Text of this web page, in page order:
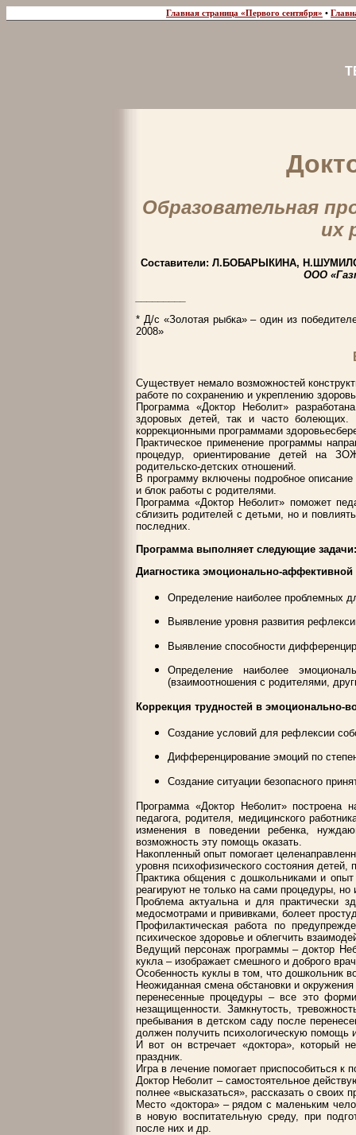
Главная страница «Первого сентября» •
Образовательная
их
Составители: Л.БОБАРЫКИНА,
ООО
* Д/с «Золотая рыбка» – один из
2008»
Существует немало возможностей
работе по сохранению и укреплению
Программа «Доктор Неболит»
здоровых детей, так и часто болеющих.
коррекционными программами
Практическое применение программы
процедур, ориентирование детей на
родительско-детских отношений.
В программу включены подробное
и блок работы с родителями.
Программа «Доктор Неболит» поможет
сблизить родителей с детьми, но и
последних.
Программа выполняет следующие задачи:
Диагностика эмоционально-
Определение наиболее проблемных
Выявление уровня развития
Выявление способности
Определение наиболее
(взаимоотношения с родителями,
Коррекция трудностей в эмоционально-
Создание условий для рефлексии
Дифференцирование эмоций по
Создание ситуации безопасного
Программа «Доктор Неболит» построена
педагога, родителя, медицинского
изменения в поведении ребенка,
возможность эту помощь оказать.
Накопленный опыт помогает
уровня психофизического состояния
Практика общения с дошкольниками и
реагируют не только на сами процедуры, но
Проблема актуальна и для практически
медосмотрами и прививками, болеет
Профилактическая работа по
психическое здоровье и облегчить
Ведущий персонаж программы – доктор
кукла – изображает смешного и доброго
Особенность куклы в том, что дошкольник
Неожиданная смена обстановки и
перенесенные процедуры – все это
незащищенности. Замкнутость,
пребывания в детском саду после
должен получить психологическую помощь
И вот он встречает «доктора», который
праздник.
Игра в лечение помогает приспособиться к
Доктор Неболит – самостоятельное
полнее «высказаться», рассказать о своих
Место «доктора» – рядом с маленьким
в новую воспитательную среду, при
после них и др.